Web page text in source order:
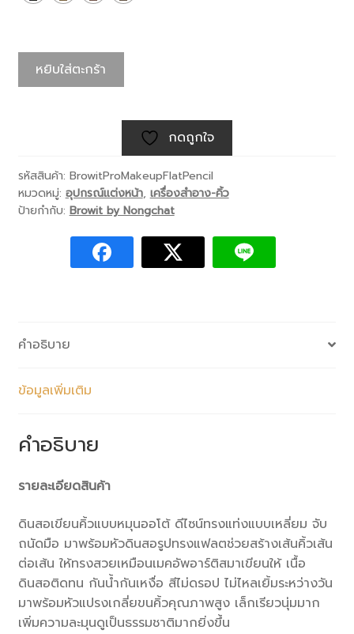
หยิบใส่ตะกร้า
กดถูกใจ
รหัสสินค้า: BrowitProMakeupFlatPencil
หมวดหมู่: อุปกรณ์แต่งหน้า, เครื่องสำอาง-คิ้ว
ป้ายกำกับ: Browit by Nongchat
คำอธิบาย
ข้อมูลเพิ่มเติม
คำอธิบาย
รายละเอียดสินค้า
ดินสอเขียนคิ้วแบบหมุนออโต้ ดีไซน์ทรงแท่งแบบเหลี่ยม จับ
ถนัดมือ มาพร้อมหัวดินสอรูปทรงแฟลตช่วยสร้างเส้นคิ้วเส้น
ต่อเส้น ให้ทรงสวยเหมือนเมคอัพอาร์ติสมาเขียนให้ เนื้อ
ดินสอติดทน กันน้ำกันเหงื่อ สีไม่ดรอป ไม่ไหลเยิ้มระหว่างวัน
มาพร้อมหัวแปรงเกลี่ยขนคิ้วคุณภาพสูง เล็กเรียวนุ่มมาก
เพิ่มความละมุนดูเป็นธรรมชาติมากยิ่งขึ้น